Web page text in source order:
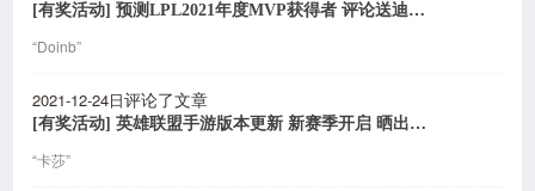
[有奖活动] 预测LPL2021年度MVP获得者 评论送迪锐克斯电竞椅
“Doinb”
2021-12-24日评论了文章
[有奖活动] 英雄联盟手游版本更新 新赛季开启 晒出你的本命英雄参与抽奖
“卡莎”